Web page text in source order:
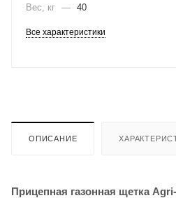
Вес, кг — 40
Все характеристики
ОПИСАНИЕ
Прицепная газонная щетка